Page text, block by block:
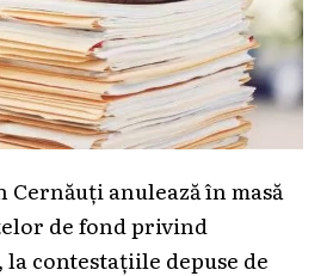
Cernăuți anulează în masă
de fond privind
contestațiile depuse de